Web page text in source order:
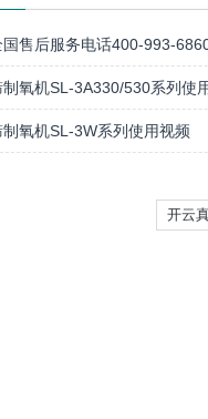
售后服务电话400-993-
制氧机SL-3A330/530系列使
制氧机SL-3W系列使用视频
开云